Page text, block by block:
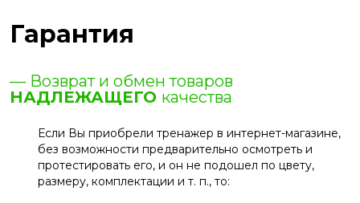
Гарантия
— Возврат и обмен товаров
НАДЛЕЖАЩЕГО качества
Если Вы приобрели тренажер в интернет-магазине,
без возможности предварительно осмотреть и
протестировать его, и он не подошел по цвету,
размеру, комплектации и т. п., то: